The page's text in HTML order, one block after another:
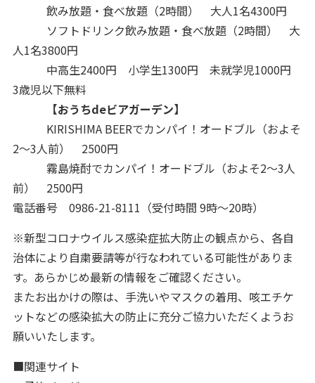
飲み放題・食べ放題（2時間） 大人1名4300円
ソフトドリンク飲み放題・食べ放題（2時間） 大
人1名3800円
中高生2400円 小学生1300円 未就学児1000円
3歳児以下無料
【おうちdeビアガーデン】
KIRISHIMA BEERでカンパイ！オードブル（およそ
2～3人前） 2500円
霧島焼酎でカンパイ！オードブル（およそ2～3人
前） 2500円
電話番号 0986-21-8111（受付時間 9時～20時）
※新型コロナウイルス感染症拡大防止の観点から、各自
治体により自粛要請等が行なわれている可能性がありま
す。あらかじめ最新の情報をご確認ください。
またお出かけの際は、手洗いやマスクの着用、咳エチケ
ットなどの感染拡大の防止に充分ご協力いただくようお
願いいたします。
■関連サイト